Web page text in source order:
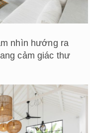
nhìn hướng ra
cảm giác thư